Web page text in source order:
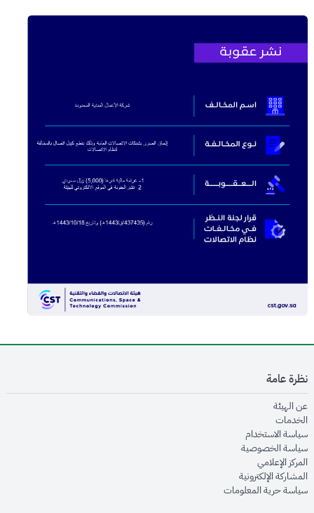
نظرة عامة
عن الهيئةopens in new window
الخدماتopens in new window
سياسة الاستخدام
سياسة الخصوصيةopens in new window
المركز الإعلاميopens in new window
المشاركة الإلكترونيةopens in new window
سياسة حرية المعلوماتopens in new window